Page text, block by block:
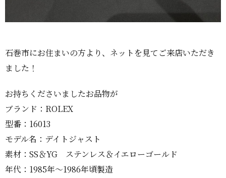
石巻市にお住まいの方より、ネットを見てご来店いただき
ました！
お持ちくださいましたお品物が
ブランド：ROLEX
型番：16013
モデル名：デイトジャスト
素材：SS＆YG ステンレス＆イエローゴールド
年代：1985年～1986年頃製造